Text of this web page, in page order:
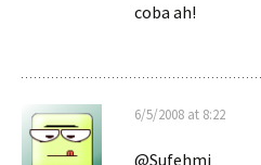
coba ah!
6/5/2008 at 8:22
@Sufehmi